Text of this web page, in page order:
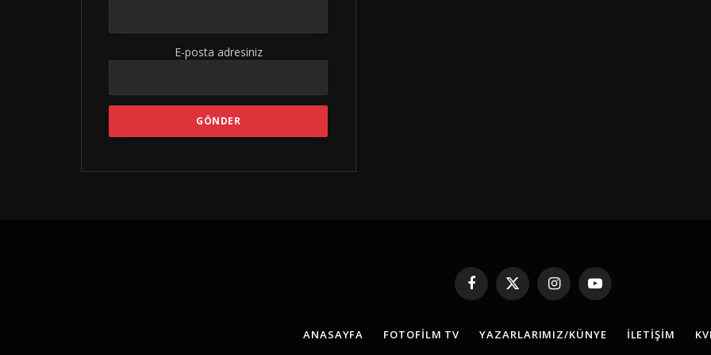
E-posta adresiniz
Facebook
X
(Twitter)
InstagramYouTube
ANASAYFA FOTOFILM TV YAZARLARIMIZ/KÜNYE İLETIŞIM